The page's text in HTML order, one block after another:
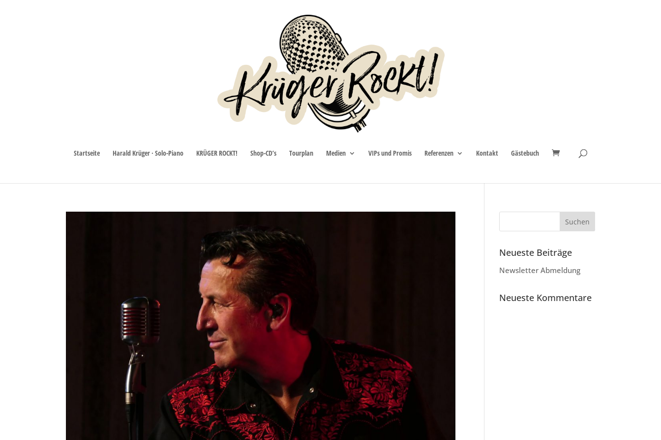
Startseite Harald Krüger · Solo-Piano KRÜGER ROCKT! Shop-CD’s Tourplan Medien VIPs und Promis Referenzen Kontakt Gästebuch
Neueste Beiträge
Newsletter Abmeldung
Neueste Kommentare